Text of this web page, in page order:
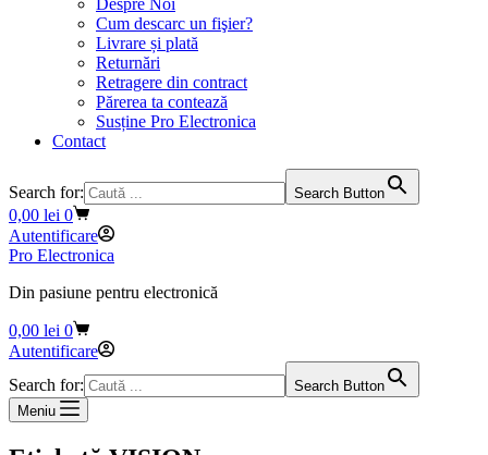
Despre Noi
Cum descarc un fişier?
Livrare și plată
Returnări
Retragere din contract
Părerea ta contează
Susține Pro Electronica
Contact
Search for: Search Button
Coș
de
cumpărături
0,00 lei 0
Autentificare
Pro Electronica
Din pasiune pentru electronică
Coș
de
0,00 lei 0
Autentificare
Search for:
Search Button
Meniu